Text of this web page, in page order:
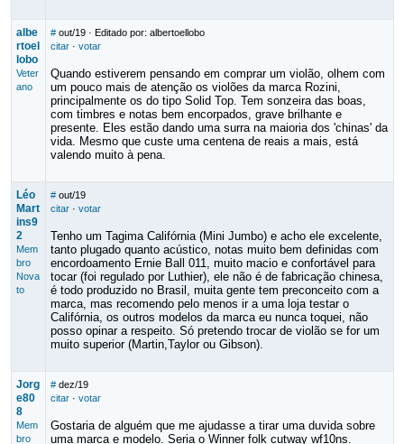
albe
rtoel
lobo
Veter
ano
# out/19· Editado por: albertoellobo
citar· votar
Quando estiverem pensando em comprar um violão, olhem com
um pouco mais de atenção os violões da marca Rozini,
principalmente os do tipo Solid Top. Tem sonzeira das boas,
com timbres e notas bem encorpados, grave brilhante e
presente. Eles estão dando uma surra na maioria dos 'chinas' da
vida. Mesmo que custe uma centena de reais a mais, está
valendo muito à pena.
Léo
Mart
ins9
2
Mem
bro
Nova
to
# out/19
citar· votar
Tenho um Tagima Califórnia (Mini Jumbo) e acho ele excelente,
tanto plugado quanto acústico, notas muito bem definidas com
encordoamento Ernie Ball 011, muito macio e confortável para
tocar (foi regulado por Luthier), ele não é de fabricação chinesa,
é todo produzido no Brasil, muita gente tem preconceito com a
marca, mas recomendo pelo menos ir a uma loja testar o
Califórnia, os outros modelos da marca eu nunca toquei, não
posso opinar a respeito. Só pretendo trocar de violão se for um
muito superior (Martin,Taylor ou Gibson).
Jorg
e80
8
Mem
bro
# dez/19
citar· votar
Gostaria de alguém que me ajudasse a tirar uma duvida sobre
uma marca e modelo. Seria o Winner folk cutway wf10ns.